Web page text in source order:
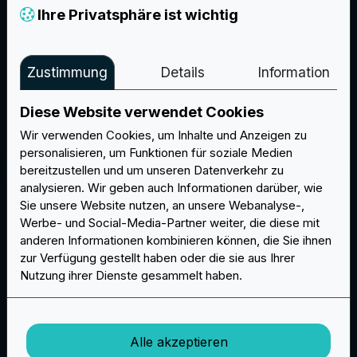
Sie erhalten ein kostenloses Mustersbild vor der
Produktion, nachdem Ihre Bestellung bestätigt
wurde. Wir nehmen Änderungen vor, bis Sie das
Muster für die Produktion freigegeben haben.
Unendliche Anpassungen
Wir sind hier, um all Ihre Bedürfnisse für
Anpassungen und Zubehör. Sie können Farben,
Ihre Privatsphäre ist wichtig
Zustimmung Details Information
Diese Website verwendet Cookies
Wir verwenden Cookies, um Inhalte und Anzeigen zu
personalisieren, um Funktionen für soziale Medien
bereitzustellen und um unseren Datenverkehr zu
analysieren. Wir geben auch Informationen darüber, wie
Sie unsere Website nutzen, an unsere Webanalyse-,
Werbe- und Social-Media-Partner weiter, die diese mit
anderen Informationen kombinieren können, die Sie ihnen
zur Verfügung gestellt haben oder die sie aus Ihrer
Nutzung ihrer Dienste gesammelt haben.
Alle akzeptieren